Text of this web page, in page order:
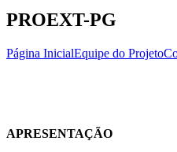
PROEXT-PG
Página InicialEquipe do Projeto
APRESENTAÇÃO